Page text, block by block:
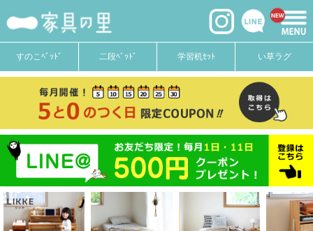
すのこﾍﾞｯﾄﾞ 二段ﾍﾞｯﾄﾞ 学習机ｾｯﾄ い草ラグ